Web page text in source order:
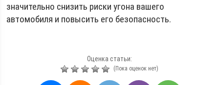
значительно снизить риски угона вашего
автомобиля и повысить его безопасность.
Оценка статьи:
(Пока оценок нет)